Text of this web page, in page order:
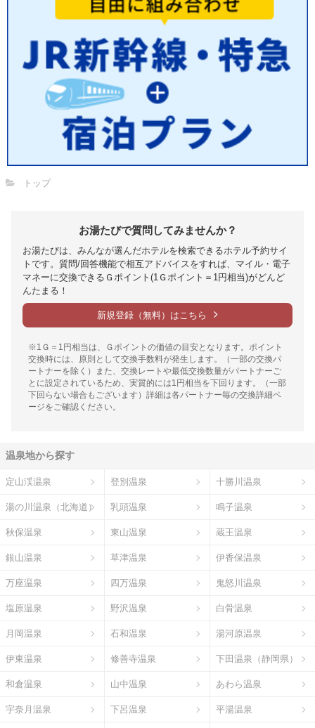
トップ
お湯たびで質問してみませんか？
お湯たびは、みんなが選んだホテルを検索できるホテル予約サイ
トです。質問/回答機能で相互アドバイスをすれば、マイル・電子
マネーに交換できるＧポイント(1Ｇポイント＝1円相当)がどんど
んたまる！
新規登録（無料）はこちら
※1Ｇ＝1円相当は、Ｇポイントの価値の目安となります。ポイント
交換時には、原則として交換手数料が発生します。（一部の交換パ
ートナーを除く）また、交換レートや最低交換数量がパートナーご
とに設定されているため、実質的には1円相当を下回ります。（一部
下回らない場合もございます）詳細は各パートナー毎の交換詳細ペ
ージをご確認ください。
温泉地から探す
定山渓温泉 登別温泉 十勝川温泉
湯の川温泉（北海道） 乳頭温泉 鳴子温泉
秋保温泉 東山温泉 蔵王温泉
銀山温泉 草津温泉 伊香保温泉
万座温泉 四万温泉 鬼怒川温泉
塩原温泉 野沢温泉 白骨温泉
月岡温泉 石和温泉 湯河原温泉
伊東温泉 修善寺温泉 下田温泉（静岡県）
和倉温泉 山中温泉 あわら温泉
宇奈月温泉 下呂温泉 平湯温泉